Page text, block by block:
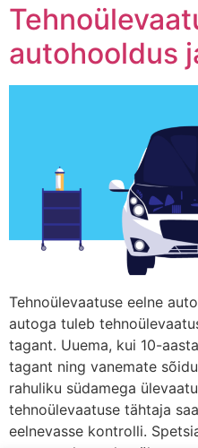
autohooldus
Tehnoülevaatuse eelne
autoga tuleb
tagant. Uuema, kui 10-
tagant ning vanemate
rahuliku südamega
tehnoülevaatuse tähtaja
eelnevasse kontrolli.